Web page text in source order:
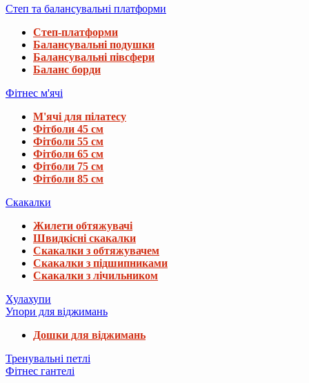
Степ та балансувальні платформи
Степ-платформи
Балансувальні подушки
Балансувальні півсфери
Баланс борди
Фітнес м'ячі
М'ячі для пілатесу
Фітболи 45 см
Фітболи 55 см
Фітболи 65 см
Фітболи 75 см
Фітболи 85 см
Скакалки
Жилети обтяжувачі
Швидкісні скакалки
Скакалки з обтяжувачем
Скакалки з підшипниками
Скакалки з лічильником
Хулахупи
Упори для віджимань
Дошки для віджимань
Тренувальні петлі
Фітнес гантелі